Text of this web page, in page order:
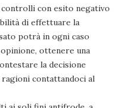
con esito negativo
di effettuare la
potrà in ogni caso
ottenere una
la decisione
contattandoci al